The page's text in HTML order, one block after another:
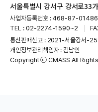
서울특별시 강서구 강서로33
사업자등록번호 : 468-87-01486
TEL : 02-2274-1590~2
통신판매신고 : 2021-서울강서-
개인정보관리책임자 : 김남인
Copyright ⓒ CMASS All